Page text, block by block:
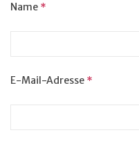
Name *
E-Mail-Adresse *